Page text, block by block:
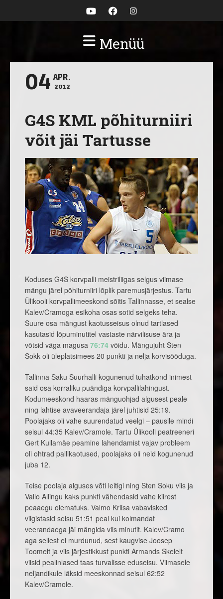
Menüü
04 APR.
2012
G4S KML põhiturniiri
võit jäi Tartusse
Koduses G4S korvpalli meistriliigas selgus viimase
mängu järel põhiturniiri lõplik paremusjärjestus. Tartu
Ülikooli korvpallimeeskond sõitis Tallinnasse, et sealse
Kalev/Cramoga esikoha osas sotid selgeks teha.
Suure osa mängust kaotusseisus olnud tartlased
kasutasid lõpuminutitel vastaste närvilisuse ära ja
võtsid väga magusa 76:74 võidu. Mängujuht Sten
Sokk oli üleplatsimees 20 punkti ja nelja korvisööduga.
Tallinna Saku Suurhalli kogunenud tuhatkond inimest
said osa korraliku puändiga korvpallilahingust.
Kodumeeskond haaras mänguohjad algusest peale
ning lahtise avaveerandaja järel juhtisid 25:19.
Poolajaks oli vahe suurendatud veelgi – pausile mindi
seisul 44:35 Kalev/Cramole. Tartu Ülikooli peatreeneri
Gert Kullamäe peamine lahendamist vajav probleem
oli ohtrad pallikaotused, poolajaks oli neid kogunenud
juba 12.
Teise poolaja alguses võti leitigi ning Sten Soku viis ja
Vallo Allingu kaks punkti vähendasid vahe kiirest
peaaegu olematuks. Valmo Kriisa vabavisked
viigistasid seisu 51:51 peal kui kolmandat
veerandaega jäi mängida viis minutit. Kalev/Cramo
aga sellest ei murdunud, sest kaugvise Joosep
Toomelt ja viis järjestikkust punkti Armands Skelelt
viisid pealinlased taas turvalisse eduseisu. Viimasele
neljandikule läksid meeskonnad seisul 62:52
Kalev/Cramole.